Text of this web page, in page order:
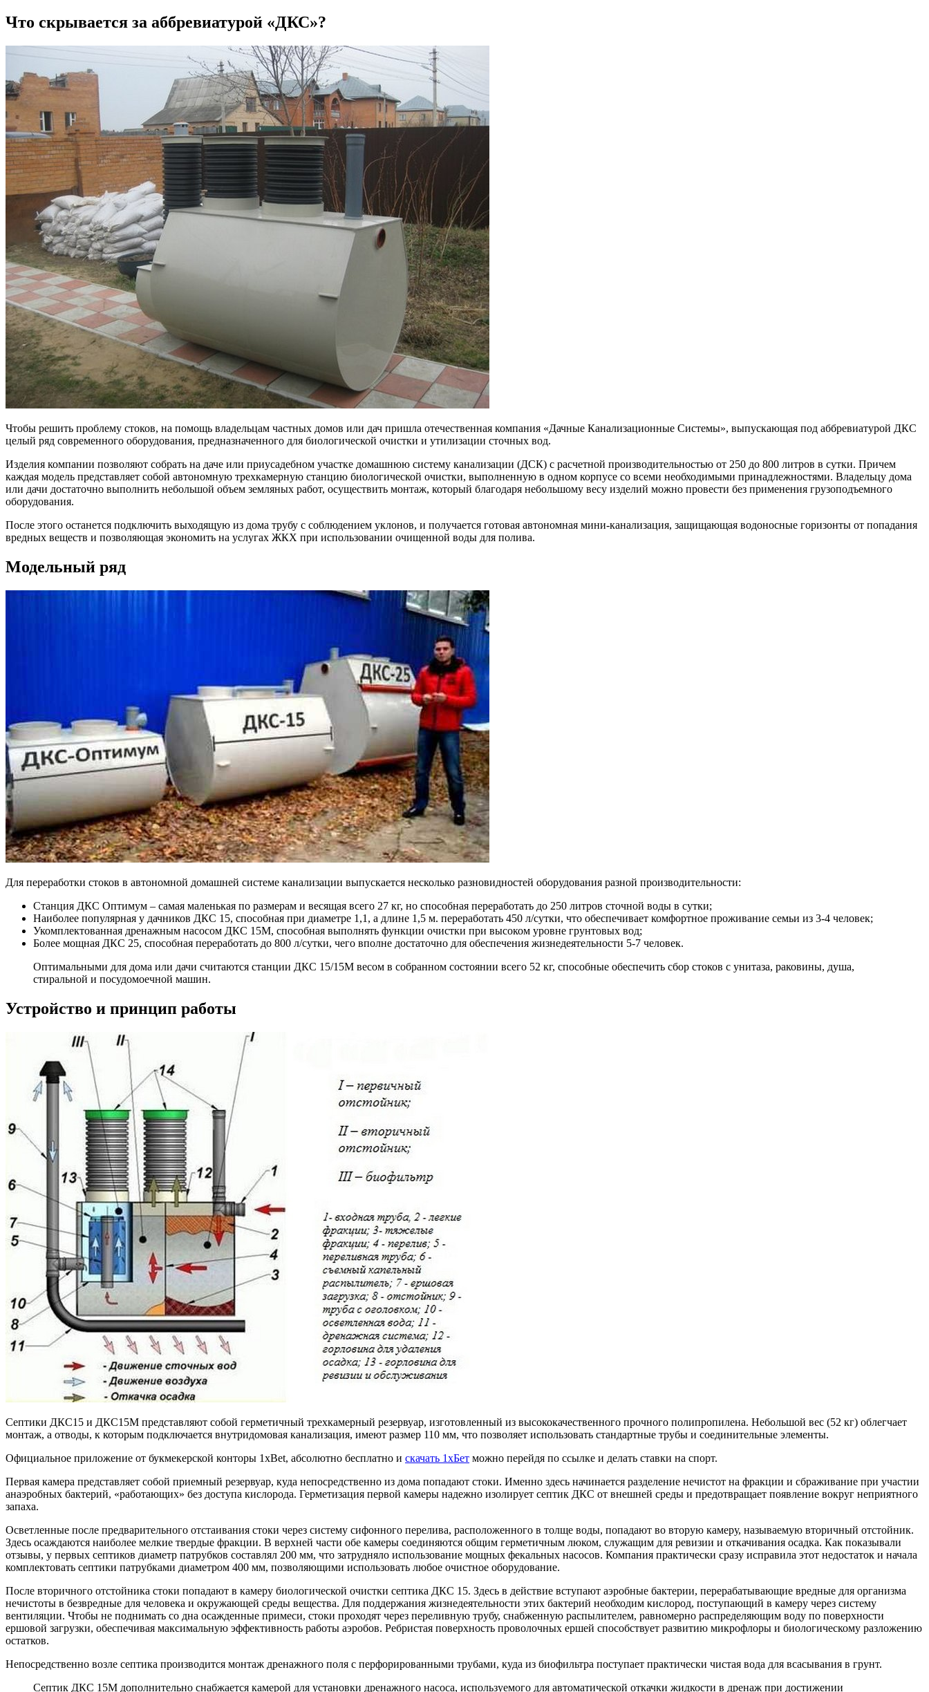
Что скрывается за аббревиатурой «ДКС»?
Чтобы решить проблему стоков, на помощь владельцам частных домов или дач пришла отечественная компания «Дачные Канализационные Системы», выпускающая под аббревиатурой ДКС
целый ряд современного оборудования, предназначенного для биологической очистки и утилизации сточных вод.
Изделия компании позволяют собрать на даче или приусадебном участке домашнюю систему канализации (ДСК) с расчетной производительностью от 250 до 800 литров в сутки. Причем
каждая модель представляет собой автономную трехкамерную станцию биологической очистки, выполненную в одном корпусе со всеми необходимыми принадлежностями. Владельцу дома
или дачи достаточно выполнить небольшой объем земляных работ, осуществить монтаж, который благодаря небольшому весу изделий можно провести без применения грузоподъемного
оборудования.
После этого останется подключить выходящую из дома трубу с соблюдением уклонов, и получается готовая автономная мини-канализация, защищающая водоносные горизонты от попадания
вредных веществ и позволяющая экономить на услугах ЖКХ при использовании очищенной воды для полива.
Модельный ряд
Для переработки стоков в автономной домашней системе канализации выпускается несколько разновидностей оборудования разной производительности:
Станция ДКС Оптимум – самая маленькая по размерам и весящая всего 27 кг, но способная переработать до 250 литров сточной воды в сутки;
Наиболее популярная у дачников ДКС 15, способная при диаметре 1,1, а длине 1,5 м. переработать 450 л/сутки, что обеспечивает комфортное проживание семьи из 3-4 человек;
Укомплектованная дренажным насосом ДКС 15М, способная выполнять функции очистки при высоком уровне грунтовых вод;
Более мощная ДКС 25, способная переработать до 800 л/сутки, чего вполне достаточно для обеспечения жизнедеятельности 5-7 человек.
Оптимальными для дома или дачи считаются станции ДКС 15/15М весом в собранном состоянии всего 52 кг, способные обеспечить сбор стоков с унитаза, раковины, душа,
стиральной и посудомоечной машин.
Устройство и принцип работы
Септики ДКС15 и ДКС15М представляют собой герметичный трехкамерный резервуар, изготовленный из высококачественного прочного полипропилена. Небольшой вес (52 кг) облегчает
монтаж, а отводы, к которым подключается внутридомовая канализация, имеют размер 110 мм, что позволяет использовать стандартные трубы и соединительные элементы.
Официальное приложение от букмекерской конторы 1xBet, абсолютно бесплатно и скачать 1хБет можно перейдя по ссылке и делать ставки на спорт.
Первая камера представляет собой приемный резервуар, куда непосредственно из дома попадают стоки. Именно здесь начинается разделение нечистот на фракции и сбраживание при участии
анаэробных бактерий, «работающих» без доступа кислорода. Герметизация первой камеры надежно изолирует септик ДКС от внешней среды и предотвращает появление вокруг неприятного
запаха.
Осветленные после предварительного отстаивания стоки через систему сифонного перелива, расположенного в толще воды, попадают во вторую камеру, называемую вторичный отстойник.
Здесь осаждаются наиболее мелкие твердые фракции. В верхней части обе камеры соединяются общим герметичным люком, служащим для ревизии и откачивания осадка. Как показывали
отзывы, у первых септиков диаметр патрубков составлял 200 мм, что затрудняло использование мощных фекальных насосов. Компания практически сразу исправила этот недостаток и начала
комплектовать септики патрубками диаметром 400 мм, позволяющими использовать любое очистное оборудование.
После вторичного отстойника стоки попадают в камеру биологической очистки септика ДКС 15. Здесь в действие вступают аэробные бактерии, перерабатывающие вредные для организма
нечистоты в безвредные для человека и окружающей среды вещества. Для поддержания жизнедеятельности этих бактерий необходим кислород, поступающий в камеру через систему
вентиляции. Чтобы не поднимать со дна осажденные примеси, стоки проходят через переливную трубу, снабженную распылителем, равномерно распределяющим воду по поверхности
ершовой загрузки, обеспечивая максимальную эффективность работы аэробов. Ребристая поверхность проволочных ершей способствует развитию микрофлоры и биологическому разложению
остатков.
Непосредственно возле септика производится монтаж дренажного поля с перфорированными трубами, куда из биофильтра поступает практически чистая вода для всасывания в грунт.
Септик ДКС 15М дополнительно снабжается камерой для установки дренажного насоса, используемого для автоматической откачки жидкости в дренаж при достижении